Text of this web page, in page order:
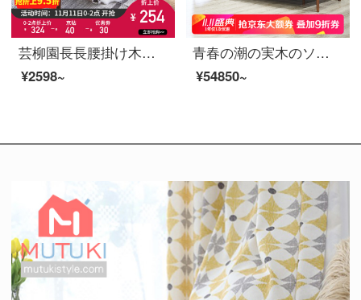
芸柳園長長腰掛け木腰掛け家庭用靴腰掛け床尾腰掛け簡単食事ベンチ食卓腰掛け軽い贅沢品【胡桃色-ゴム木】
¥2598~
青春の潮の実木のソファーの布芸のソファー北欧の簡単な羽毛のソファーのイタリア式の軽い豪華な客間の広い手すりの3人のソファーのシングル席
¥54850~